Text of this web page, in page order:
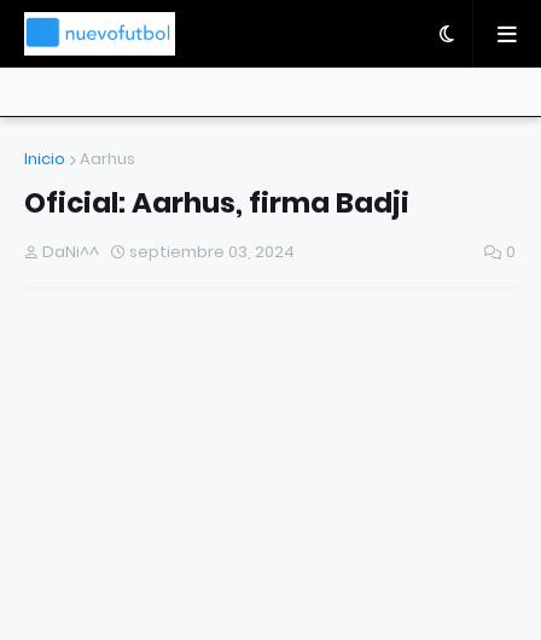
Inicio Aarhus
Oficial: Aarhus, firma Badji
DaNi^^ septiembre 03, 2024 0